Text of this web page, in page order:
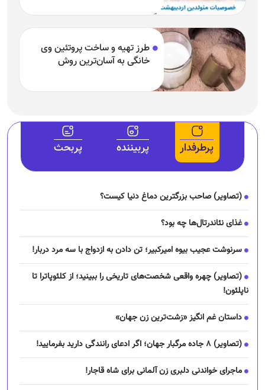
طرز تهیه و ساخت پروتئین وی
خانگی به آسان‌ترین روش
پرطرفدار پربیننده پربحث
(تصاویر) صاحب بزرگترین دماغ دنیا کیست؟
غذای نئاندرتال‌ها چه بود؟
سرنوشت عجیب بیوه امیرکبیر؛ تن دادن به ازدواج با سه مرد دربار!
(تصاویر) چهره واقعی شخصت‌های تاریخی را ببینید؛ از کلئوپاترا تا
ناپلئون!
داستان غم انگیز «زشت‌ترین زن جهان»
(تصاویر) ۸ جاده مرگبار جهان؛ اگر ادعای رانندگی دارید بفرمایید!
ماجرای خواندنی دلبری زن آلمانی برای شاه قاجار!